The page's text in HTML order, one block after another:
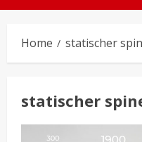
Menu
Home statischer
statischer